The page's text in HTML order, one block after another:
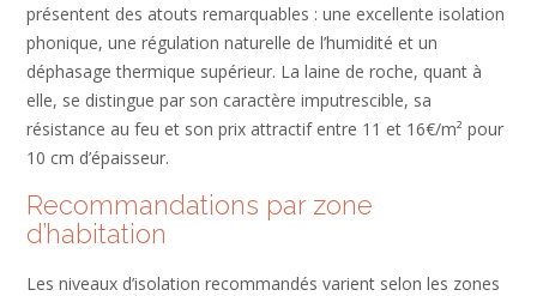
présentent des atouts remarquables : une excellente isolation
phonique, une régulation naturelle de l’humidité et un
déphasage thermique supérieur. La laine de roche, quant à
elle, se distingue par son caractère imputrescible, sa
résistance au feu et son prix attractif entre 11 et 16€/m² pour
10 cm d’épaisseur.
Recommandations par zone
d’habitation
Les niveaux d’isolation recommandés varient selon les zones